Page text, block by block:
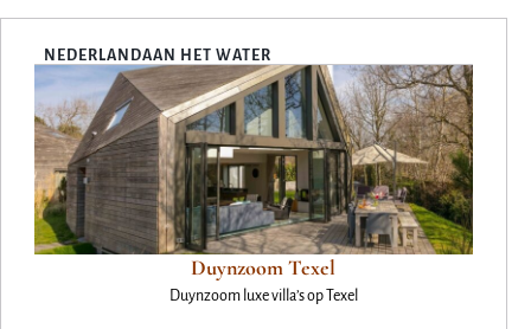
NEDERLANDAAN HET WATER
Duynzoom Texel
Duynzoom luxe villa’s op Texel